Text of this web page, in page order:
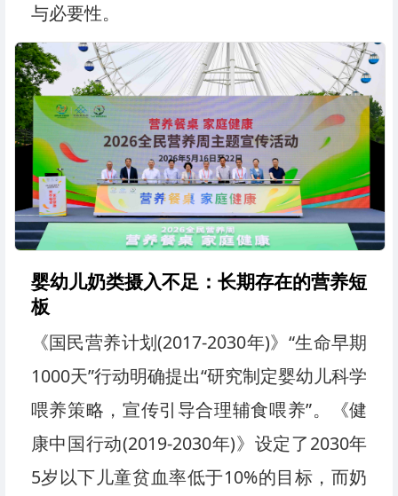
与必要性。
婴幼儿奶类摄入不足：长期存在的营养短
板
《国民营养计划(2017-2030年)》“生命早期
1000天”行动明确提出“研究制定婴幼儿科学
喂养策略，宣传引导合理辅食喂养”。《健
康中国行动(2019-2030年)》设定了2030年
5岁以下儿童贫血率低于10%的目标，而奶